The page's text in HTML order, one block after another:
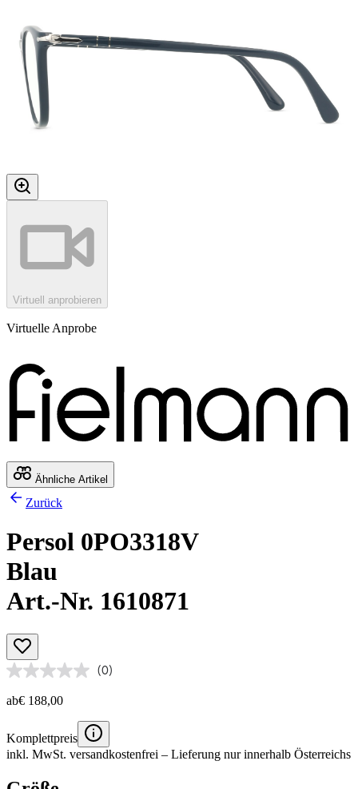
Virtuell anprobieren
Virtuelle Anprobe
Ähnliche Artikel
Zurück
Persol 0PO3318V
Blau
Art.-Nr. 1610871
(0)
ab€ 188,00
Komplettpreis
inkl. MwSt. versandkostenfrei – Lieferung nur innerhalb Österreichs